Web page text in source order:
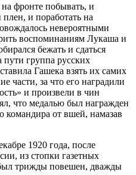
фронте побывать, и
плен, и поработать на
невероятными
воспоминаниям Лукаша и
бежать и сдаться
пути группа русских
Гашека взять их самих
части, за что его наградили
и произвели в чин
что медалью был награжден
командира от вшей, намазав
1920 года, после
из стопки газетных
трижды повешен, дважды